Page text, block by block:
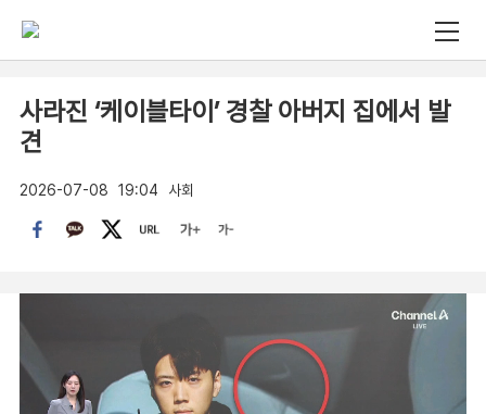
사라진 ‘케이블타이’ 경찰 아버지 집에서 발
견
2026-07-08 19:04 사회